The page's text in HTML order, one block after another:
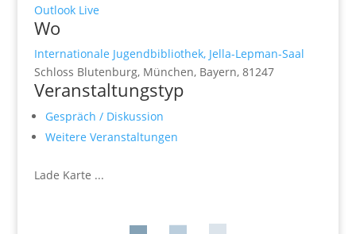
Outlook Live
Wo
Internationale Jugendbibliothek, Jella-Lepman-Saal
Schloss Blutenburg, München, Bayern, 81247
Veranstaltungstyp
Gespräch / Diskussion
Weitere Veranstaltungen
Lade Karte ...